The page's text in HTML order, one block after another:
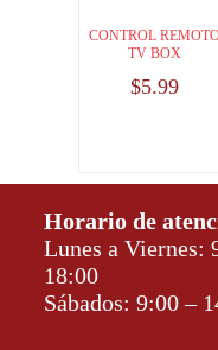
CONTROL
TV BOX
$5.99
Horario de
Lunes a Viernes:
18:00
Sábados: 9:00 –